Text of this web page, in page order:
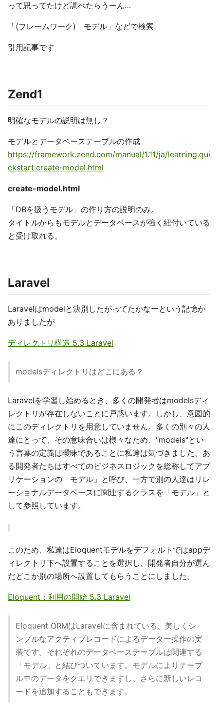
って思ってたけど調べたらうーん…
「(フレームワーク) モデル」などで検索
引用記事です
Zend1
明確なモデルの説明は無し？
モデルとデータベーステーブルの作成
https://framework.zend.com/manual/1.11/ja/learning.qui
ckstart.create-model.html
create-model.html
「DBを扱うモデル」の作り方の説明のみ。
タイトルからもモデルとデータベースが強く紐付いている
と受け取れる。
Laravel
Laravelはmodelと決別したがってたかなーという記憶が
ありましたが
ディレクトリ構造 5.3 Laravel
modelsディレクトリはどこにある？
Laravelを学習し始めるとき、多くの開発者はmodelsディ
レクトリが存在しないことに戸惑います。しかし、意図的
にこのディレクトリを用意していません。多くの別々の人
達にとって、その意味合いは様々なため、"models"とい
う言葉の定義は曖昧であることに私達は気づきました。あ
る開発者たちはすべてのビジネスロジックを総称してアプ
リケーションの「モデル」と呼び、一方で別の人達はリレ
ーショナルデータベースに関連するクラスを「モデル」と
して参照しています。
このため、私達はEloquentモデルをデフォルトではappデ
ィレクトリ下へ設置することを選択し、開発者自分が選ん
だどこか別の場所へ設置してもらうことにしました。
Eloquent：利用の開始 5.3 Laravel
Eloquent ORMはLaravelに含まれている、美しくシ
ンプルなアクティブレコードによるデーター操作の実
装です。それぞれのデータベーステーブルは関連する
「モデル」と結びついています。モデルによりテーブ
ル中のデータをクエリできますし、さらに新しいレコ
ードを追加することもできます。